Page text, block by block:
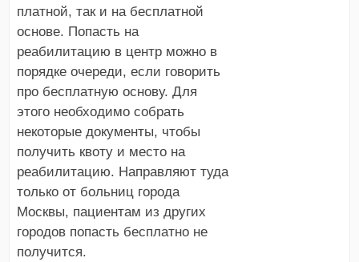
платной, так и на бесплатной
основе. Попасть на
реабилитацию в центр можно в
порядке очереди, если говорить
про бесплатную основу. Для
этого необходимо собрать
некоторые документы, чтобы
получить квоту и место на
реабилитацию. Направляют туда
только от больниц города
Москвы, пациентам из других
городов попасть бесплатно не
получится.